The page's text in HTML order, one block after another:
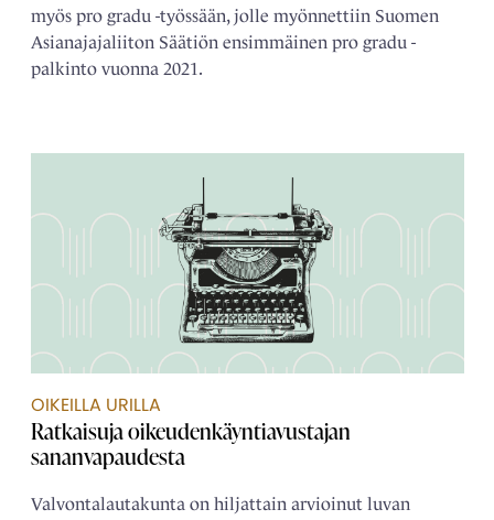
myös pro gradu -työssään, jolle myönnettiin Suomen
Asianajajaliiton Säätiön ensimmäinen pro gradu -
palkinto vuonna 2021.
OIKEILLA URILLA
Ratkaisuja oikeudenkäyntiavustajan
sananvapaudesta
Valvontalautakunta on hiljattain arvioinut luvan